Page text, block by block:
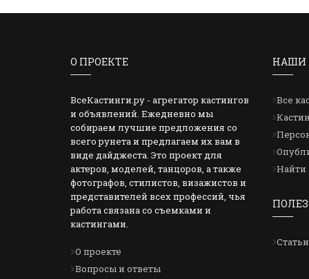
О ПРОЕКТЕ
ВсеКастинги.ру - агрегатор кастингов
и объявлений. Ежедневно мы
собираем лучшие предложения со
всего рунета и предлагаем их вам в
виде дайджеста. Это проект для
актеров, моделей, танцоров, а также
фотографов, стилистов, визажистов и
представителей всех профессий, чья
работа связана со съемками и
кастингами.
О проекте
Вопросы и ответы
НАШИ
Все
Найти